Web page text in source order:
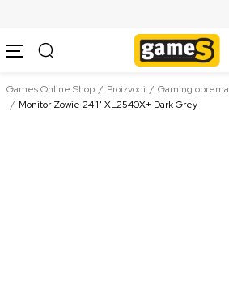
Games Online Shop Proizvodi Gaming oprema
Monitor Zowie 24.1" XL2540X+ Dark Grey